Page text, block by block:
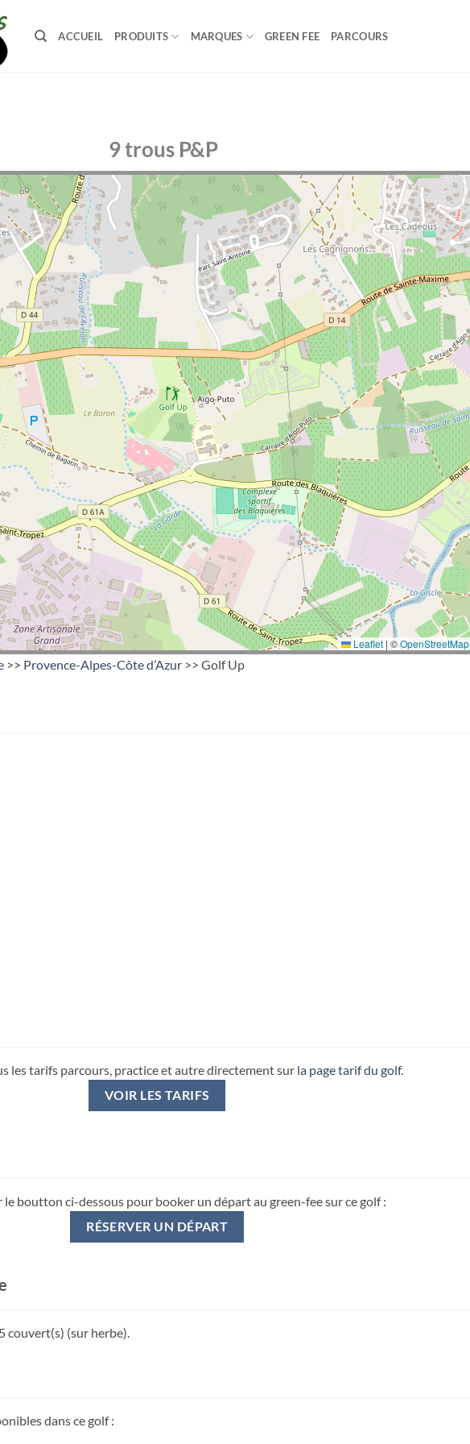
ACCUEIL PRODUITS MARQUES GREEN FEE PARCOURS
9 trous P&P
Leaflet | ©OpenStreetMap
>> Provence-Alpes-Côte d’Azur >> Golf Up
les tarifs parcours, practice et autre directement sur la page tarif du golf.
VOIR LES TARIFS
le boutton ci-dessous pour booker un départ au green-fee sur ce golf :
RÉSERVER UN DÉPART
couvert(s) (sur herbe).
dans ce golf :